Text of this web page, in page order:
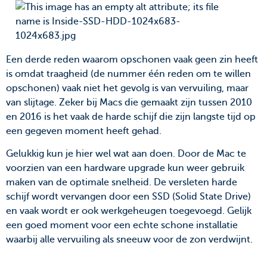
Een derde reden waarom opschonen vaak geen zin heeft
is omdat traagheid (de nummer één reden om te willen
opschonen) vaak niet het gevolg is van vervuiling, maar
van slijtage. Zeker bij Macs die gemaakt zijn tussen 2010
en 2016 is het vaak de harde schijf die zijn langste tijd op
een gegeven moment heeft gehad.
Gelukkig kun je hier wel wat aan doen. Door de Mac te
voorzien van een hardware upgrade kun weer gebruik
maken van de optimale snelheid. De versleten harde
schijf wordt vervangen door een SSD (Solid State Drive)
en vaak wordt er ook werkgeheugen toegevoegd. Gelijk
een goed moment voor een echte schone installatie
waarbij alle vervuiling als sneeuw voor de zon verdwijnt.